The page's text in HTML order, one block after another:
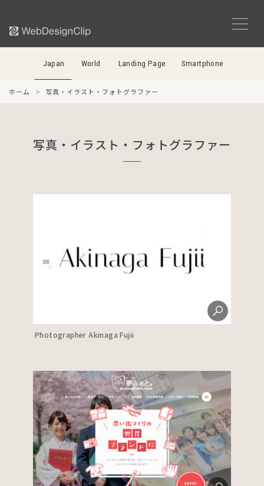
Japan World Landing Page Smartphone
ホーム 写真・イラスト・フォトグラファー
写真・イラスト・フォトグラファー
Photographer Akinaga Fujii